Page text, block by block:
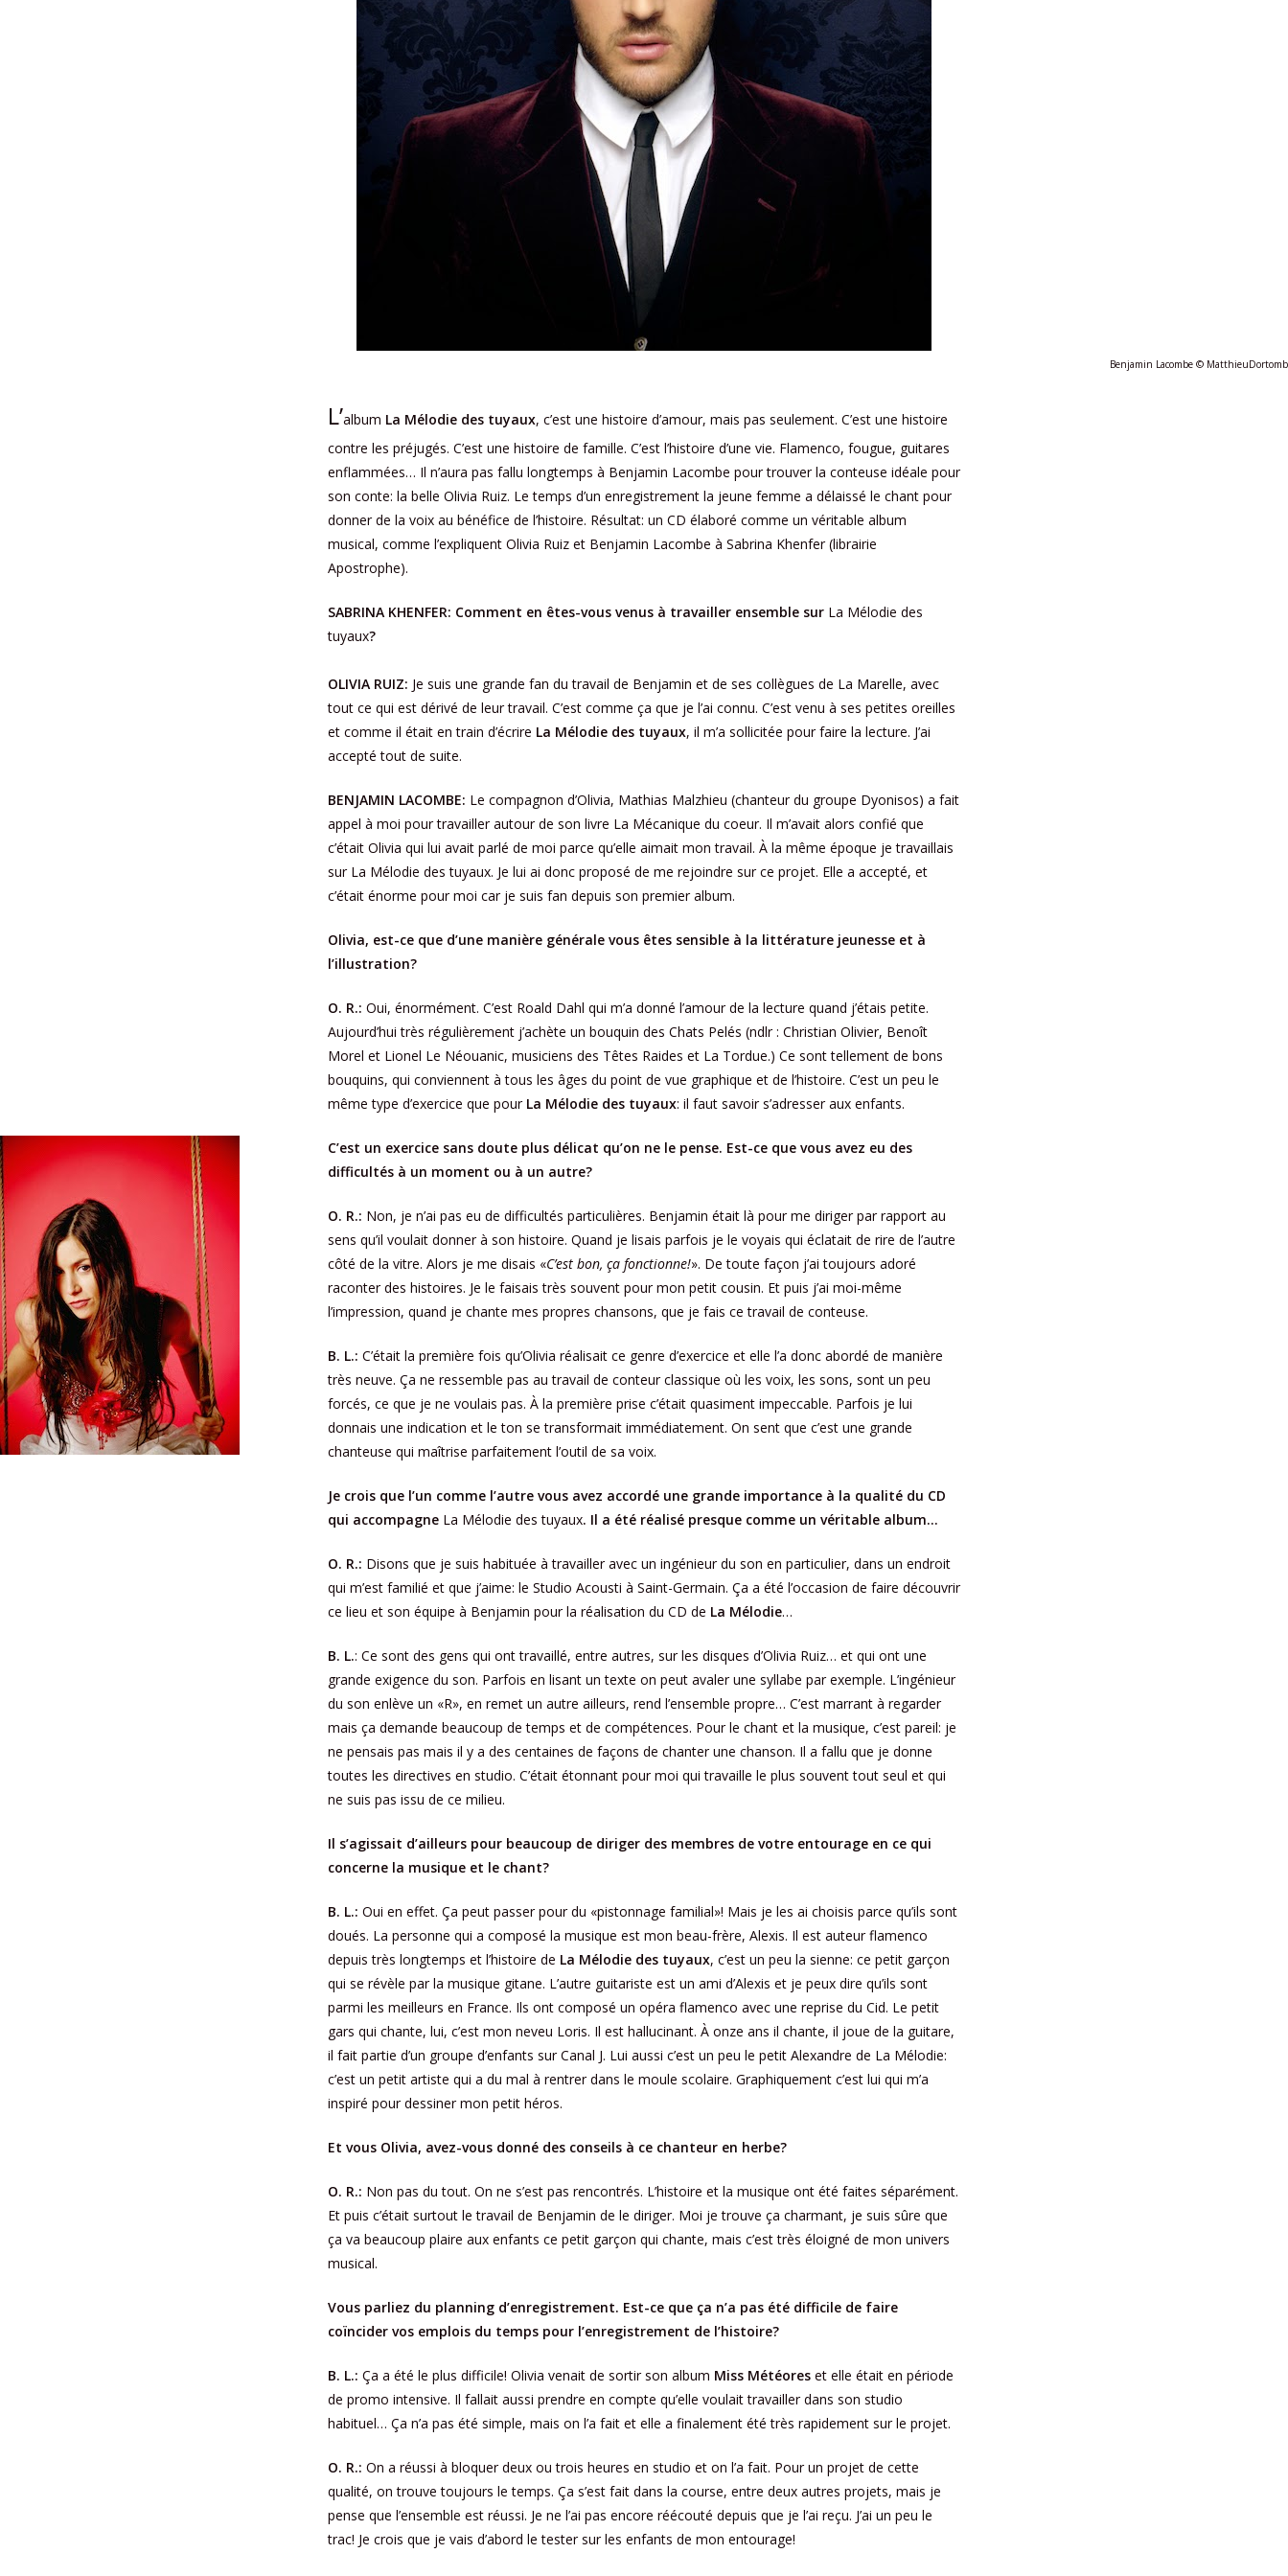
Benjamin Lacombe © MatthieuDortomb
L’album La Mélodie des tuyaux, c’est une histoire d’amour, mais pas seulement. C’est une histoire
contre les préjugés. C’est une histoire de famille. C’est l’histoire d’une vie. Flamenco, fougue, guitares
enflammées… Il n’aura pas fallu longtemps à Benjamin Lacombe pour trouver la conteuse idéale pour
son conte: la belle Olivia Ruiz. Le temps d’un enregistrement la jeune femme a délaissé le chant pour
donner de la voix au bénéfice de l’histoire. Résultat: un CD élaboré comme un véritable album
musical, comme l’expliquent Olivia Ruiz et Benjamin Lacombe à Sabrina Khenfer (librairie
Apostrophe).
SABRINA KHENFER: Comment en êtes-vous venus à travailler ensemble sur La Mélodie des
tuyaux?
OLIVIA RUIZ: Je suis une grande fan du travail de Benjamin et de ses collègues de La Marelle, avec
tout ce qui est dérivé de leur travail. C’est comme ça que je l’ai connu. C’est venu à ses petites oreilles
et comme il était en train d’écrire La Mélodie des tuyaux, il m’a sollicitée pour faire la lecture. J’ai
accepté tout de suite.
BENJAMIN LACOMBE: Le compagnon d’Olivia, Mathias Malzhieu (chanteur du groupe Dyonisos) a fait
appel à moi pour travailler autour de son livre La Mécanique du coeur. Il m’avait alors confié que
c’était Olivia qui lui avait parlé de moi parce qu’elle aimait mon travail. À la même époque je travaillais
sur La Mélodie des tuyaux. Je lui ai donc proposé de me rejoindre sur ce projet. Elle a accepté, et
c’était énorme pour moi car je suis fan depuis son premier album.
Olivia, est-ce que d’une manière générale vous êtes sensible à la littérature jeunesse et à
l’illustration?
O. R.: Oui, énormément. C’est Roald Dahl qui m’a donné l’amour de la lecture quand j’étais petite.
Aujourd’hui très régulièrement j’achète un bouquin des Chats Pelés (ndlr : Christian Olivier, Benoît
Morel et Lionel Le Néouanic, musiciens des Têtes Raides et La Tordue.) Ce sont tellement de bons
bouquins, qui conviennent à tous les âges du point de vue graphique et de l’histoire. C’est un peu le
même type d’exercice que pour La Mélodie des tuyaux: il faut savoir s’adresser aux enfants.
C’est un exercice sans doute plus délicat qu’on ne le pense. Est-ce que vous avez eu des
difficultés à un moment ou à un autre?
O. R.: Non, je n’ai pas eu de difficultés particulières. Benjamin était là pour me diriger par rapport au
sens qu’il voulait donner à son histoire. Quand je lisais parfois je le voyais qui éclatait de rire de l’autre
côté de la vitre. Alors je me disais «C’est bon, ça fonctionne!». De toute façon j’ai toujours adoré
raconter des histoires. Je le faisais très souvent pour mon petit cousin. Et puis j’ai moi-même
l’impression, quand je chante mes propres chansons, que je fais ce travail de conteuse.
B. L.: C’était la première fois qu’Olivia réalisait ce genre d’exercice et elle l’a donc abordé de manière
très neuve. Ça ne ressemble pas au travail de conteur classique où les voix, les sons, sont un peu
forcés, ce que je ne voulais pas. À la première prise c’était quasiment impeccable. Parfois je lui
donnais une indication et le ton se transformait immédiatement. On sent que c’est une grande
chanteuse qui maîtrise parfaitement l’outil de sa voix.
Je crois que l’un comme l’autre vous avez accordé une grande importance à la qualité du CD
qui accompagne La Mélodie des tuyaux. Il a été réalisé presque comme un véritable album…
O. R.: Disons que je suis habituée à travailler avec un ingénieur du son en particulier, dans un endroit
qui m’est familié et que j’aime: le Studio Acousti à Saint-Germain. Ça a été l’occasion de faire découvrir
ce lieu et son équipe à Benjamin pour la réalisation du CD de La Mélodie…
B. L.: Ce sont des gens qui ont travaillé, entre autres, sur les disques d’Olivia Ruiz… et qui ont une
grande exigence du son. Parfois en lisant un texte on peut avaler une syllabe par exemple. L’ingénieur
du son enlève un «R», en remet un autre ailleurs, rend l’ensemble propre… C’est marrant à regarder
mais ça demande beaucoup de temps et de compétences. Pour le chant et la musique, c’est pareil: je
ne pensais pas mais il y a des centaines de façons de chanter une chanson. Il a fallu que je donne
toutes les directives en studio. C’était étonnant pour moi qui travaille le plus souvent tout seul et qui
ne suis pas issu de ce milieu.
Il s’agissait d’ailleurs pour beaucoup de diriger des membres de votre entourage en ce qui
concerne la musique et le chant?
B. L.: Oui en effet. Ça peut passer pour du «pistonnage familial»! Mais je les ai choisis parce qu’ils sont
doués. La personne qui a composé la musique est mon beau-frère, Alexis. Il est auteur flamenco
depuis très longtemps et l’histoire de La Mélodie des tuyaux, c’est un peu la sienne: ce petit garçon
qui se révèle par la musique gitane. L’autre guitariste est un ami d’Alexis et je peux dire qu’ils sont
parmi les meilleurs en France. Ils ont composé un opéra flamenco avec une reprise du Cid. Le petit
gars qui chante, lui, c’est mon neveu Loris. Il est hallucinant. À onze ans il chante, il joue de la guitare,
il fait partie d’un groupe d’enfants sur Canal J. Lui aussi c’est un peu le petit Alexandre de La Mélodie:
c’est un petit artiste qui a du mal à rentrer dans le moule scolaire. Graphiquement c’est lui qui m’a
inspiré pour dessiner mon petit héros.
Et vous Olivia, avez-vous donné des conseils à ce chanteur en herbe?
O. R.: Non pas du tout. On ne s’est pas rencontrés. L’histoire et la musique ont été faites séparément.
Et puis c’était surtout le travail de Benjamin de le diriger. Moi je trouve ça charmant, je suis sûre que
ça va beaucoup plaire aux enfants ce petit garçon qui chante, mais c’est très éloigné de mon univers
musical.
Vous parliez du planning d’enregistrement. Est-ce que ça n’a pas été difficile de faire
coïncider vos emplois du temps pour l’enregistrement de l’histoire?
B. L.: Ça a été le plus difficile! Olivia venait de sortir son album Miss Météores et elle était en période
de promo intensive. Il fallait aussi prendre en compte qu’elle voulait travailler dans son studio
habituel… Ça n’a pas été simple, mais on l’a fait et elle a finalement été très rapidement sur le projet.
O. R.: On a réussi à bloquer deux ou trois heures en studio et on l’a fait. Pour un projet de cette
qualité, on trouve toujours le temps. Ça s’est fait dans la course, entre deux autres projets, mais je
pense que l’ensemble est réussi. Je ne l’ai pas encore réécouté depuis que je l’ai reçu. J’ai un peu le
trac! Je crois que je vais d’abord le tester sur les enfants de mon entourage!